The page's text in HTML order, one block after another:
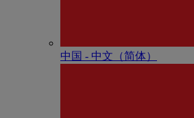
中国 - 中⽂（简体）